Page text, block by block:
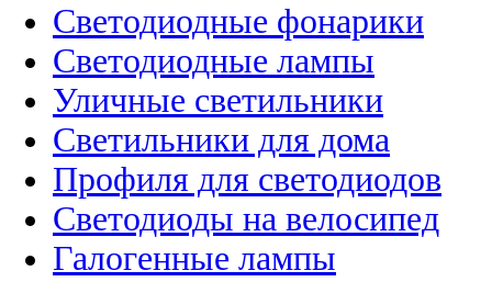
Светодиодные фонарики
Светодиодные лампы
Уличные светильники
Светильники для дома
Профиля для светодиодов
Светодиоды на велосипед
Галогенные лампы